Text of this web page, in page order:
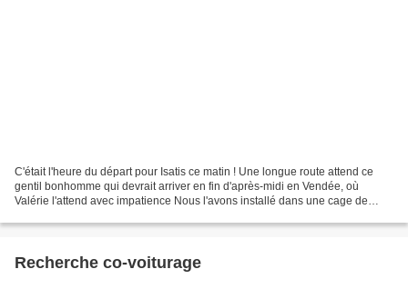
C'était l'heure du départ pour Isatis ce matin ! Une longue route attend ce
gentil bonhomme qui devrait arriver en fin d'après-midi en Vendée, où
Valérie l'attend avec impatience Nous l'avons installé dans une cage de
Recherche co-voiturage